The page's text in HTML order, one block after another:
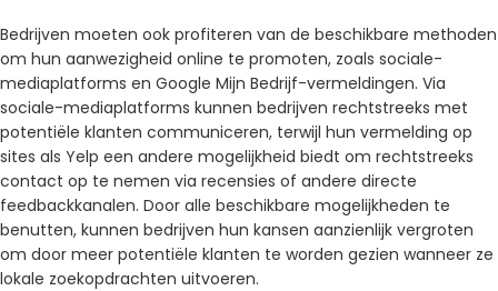
Bedrijven moeten ook profiteren van de beschikbare methoden
om hun aanwezigheid online te promoten, zoals sociale-
mediaplatforms en Google Mijn Bedrijf-vermeldingen. Via
sociale-mediaplatforms kunnen bedrijven rechtstreeks met
potentiële klanten communiceren, terwijl hun vermelding op
sites als Yelp een andere mogelijkheid biedt om rechtstreeks
contact op te nemen via recensies of andere directe
feedbackkanalen. Door alle beschikbare mogelijkheden te
benutten, kunnen bedrijven hun kansen aanzienlijk vergroten
om door meer potentiële klanten te worden gezien wanneer ze
lokale zoekopdrachten uitvoeren.